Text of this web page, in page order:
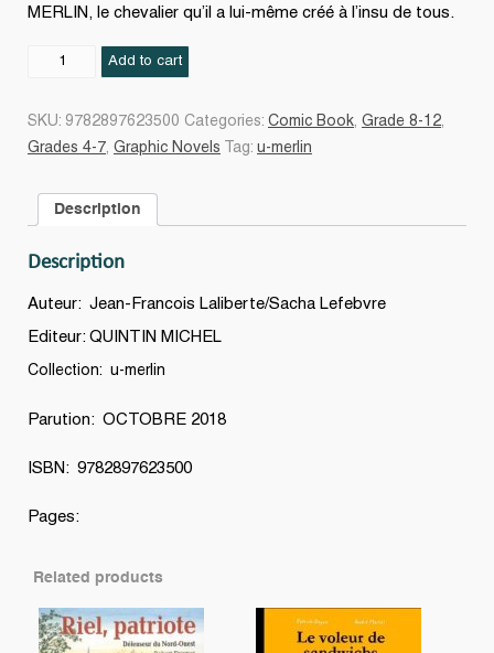
MERLIN, le chevalier qu’il a lui-même créé à l’insu de tous.
Add to cart
SKU: 9782897623500 Categories: Comic Book, Grade 8-12,
Grades 4-7, Graphic Novels Tag: u-merlin
Description
Description
Auteur: Jean-Francois Laliberte/Sacha Lefebvre
Editeur: QUINTIN MICHEL
Collection: u-merlin
Parution: OCTOBRE 2018
ISBN: 9782897623500
Pages:
Related products